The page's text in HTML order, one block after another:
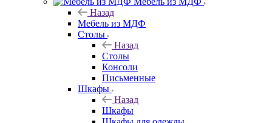
Назад
Мебель из МДФ
Столы
Назад
Столы
Консоли
Письменные
Шкафы
Назад
Шкафы